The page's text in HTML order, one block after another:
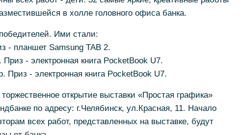
в холле головного офиса банка.
Ими стали:
- планшет Samsung TAB 2.
- электронная книга PocketBook U7.
- электронная книга PocketBook U7.
открытие выставки «Простая графика»
по адресу: г.Челябинск, ул.Красная, 11. Начало
всех работ, представленных на выставке, будут